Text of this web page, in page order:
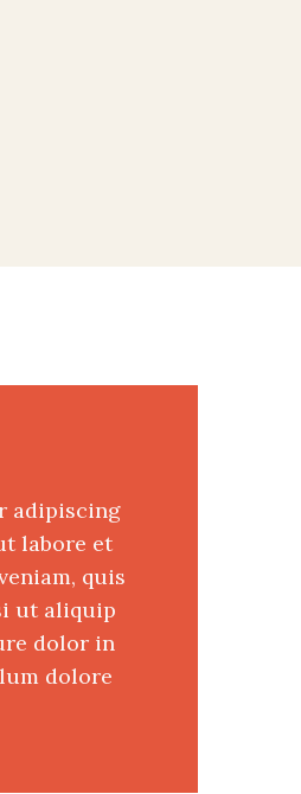
adipiscing
labore et
quis
ut aliquip
dolor in
dolore